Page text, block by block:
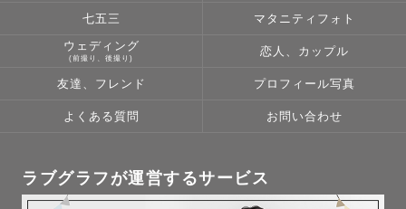
七五三 マタニティフォト
ウェディング
(前撮り、後撮り)
恋人、カップル
友達、フレンド プロフィール写真
よくある質問 お問い合わせ
ラブグラフが運営するサービス